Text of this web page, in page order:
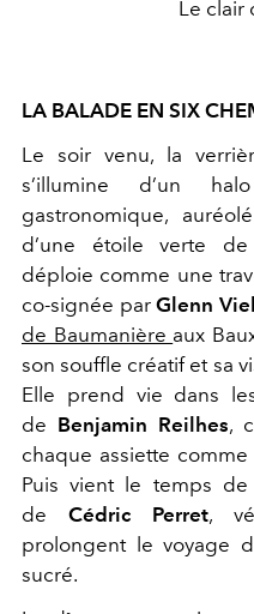
Le clair
LA BALADE EN SIX
Le soir venu, la
s’illumine d’un
gastronomique,
d’une étoile verte de
déploie comme une
co-signée par Glenn Viel
de Baumanière aux
son souffle créatif et sa
Elle prend vie dans
de Benjamin Reilhes,
chaque assiette
Puis vient le temps
de
Cédric Perret,
prolongent le voyage
sucré.